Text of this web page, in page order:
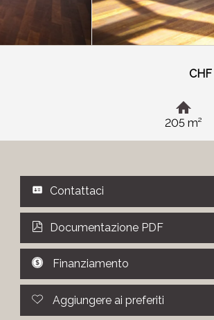
205 m²
Contattaci
Documentazione PDF
Finanziamento
Aggiungere ai preferiti